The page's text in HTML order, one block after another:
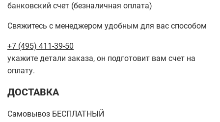
банковский счет (безналичная оплата)
Свяжитесь с менеджером удобным для вас способом
+7 (495) 411-39-50
укажите детали заказа, он подготовит вам счет на
оплату.
ДОСТАВКА
Самовывоз БЕСПЛАТНЫЙ